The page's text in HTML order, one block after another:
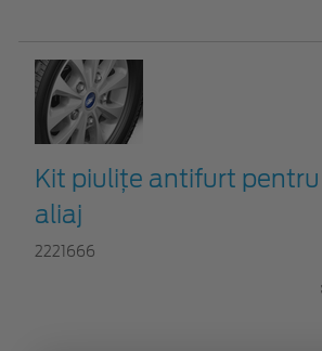
Kit piuliţe antifurt
aliaj
2221666